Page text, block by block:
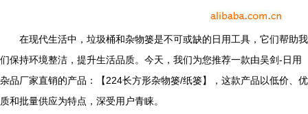
在现代生活中，垃圾桶和杂物篓是不可或缺的日用工具，它们帮助我
们保持环境整洁，提升生活品质。今天，我们为您推荐一款由吴剑-日用
杂品厂家直销的产品：【224长方形杂物篓/纸篓】，这款产品以低价、优
质和批量供应为特点，深受用户青睐。